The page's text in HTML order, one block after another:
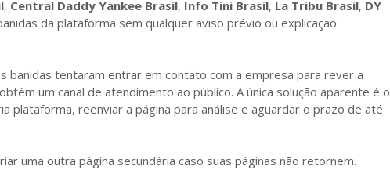
, Central Daddy Yankee Brasil, Info Tini Brasil, La Tribu Brasil, DY
da plataforma sem qualquer aviso prévio ou explicação
banidas tentaram entrar em contato com a empresa para rever a
um canal de atendimento ao público. A única solução aparente é o
plataforma, reenviar a página para análise e aguardar o prazo de até
uma outra página secundária caso suas páginas não retornem.